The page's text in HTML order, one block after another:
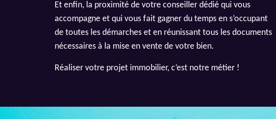
Et enfin, la proximité de votre conseiller dédié qui vous
accompagne et qui vous fait gagner du temps en s’occupant
de toutes les démarches et en réunissant tous les documents
nécessaires à la mise en vente de votre bien.
Réaliser votre projet immobilier, c’est notre métier !